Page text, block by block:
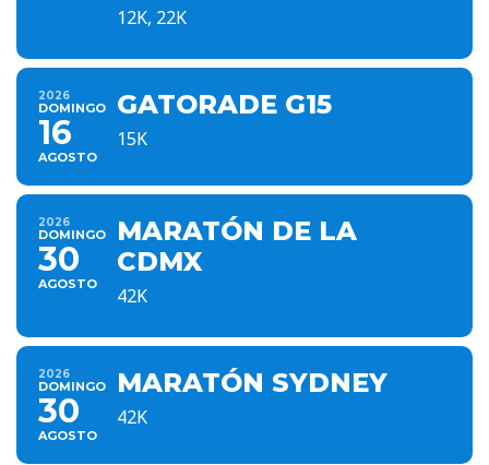
12K, 22K
2026
DOMINGO
16
AGOSTO
GATORADE G15
15K
2026
DOMINGO
30
AGOSTO
MARATÓN DE LA
CDMX
42K
2026
DOMINGO
30
AGOSTO
MARATÓN SYDNEY
42K